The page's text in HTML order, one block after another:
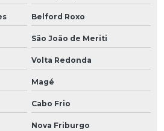
Belford Roxo
São João de Meriti
Volta Redonda
Magé
Cabo Frio
Nova Friburgo